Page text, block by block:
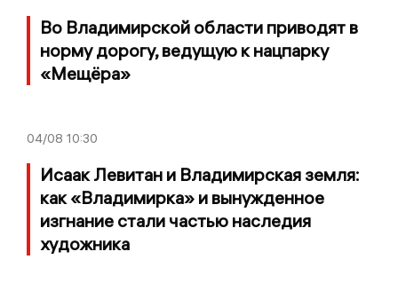
Во Владимирской области приводят в
норму дорогу, ведущую к нацпарку
«Мещёра»
04/08 10:30
Исаак Левитан и Владимирская земля:
как «Владимирка» и вынужденное
изгнание стали частью наследия
художника